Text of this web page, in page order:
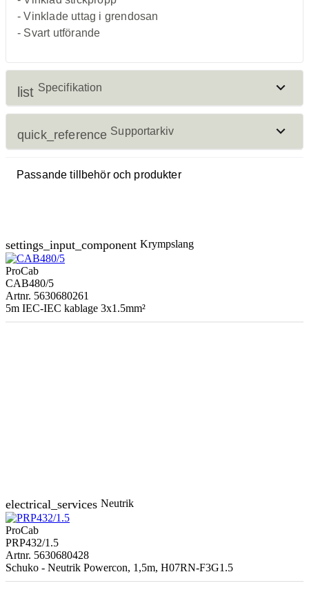
- Vinklade uttag i grendosan
- Svart utförande
list Specifikation
Kabeltyp: VDE H05VV-F, 3G1,5mm²
Ström/spänning
16 A / 250V
quick_reference Supportarkiv
Passande tillbehör och produkter
settings_input_component Krympslang
ProCab
CAB480/5
Artnr. 5630680261
5m IEC-IEC kablage 3x1.5mm²
electrical_services Neutrik
ProCab
PRP432/1.5
Artnr. 5630680428
Schuko - Neutrik Powercon, 1,5m, H07RN-F3G1.5